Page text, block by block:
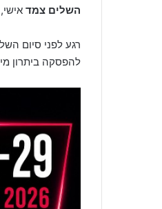
השלים צמד
רגע לפני סיום
להפסקה ביתרון